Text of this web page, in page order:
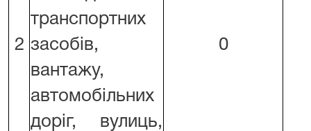
2
транспортних
засобів,
вантажу,
автомобільних
доріг, вулиць,
0